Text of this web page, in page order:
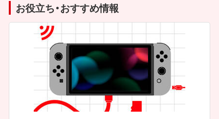
お役立ち・おすすめ情報